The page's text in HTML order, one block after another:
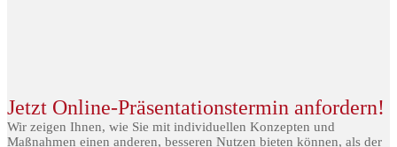
Jetzt Online-Präsentationstermin anfordern!
Wir zeigen Ihnen, wie Sie mit individuellen Konzepten und
Maßnahmen einen anderen, besseren Nutzen bieten können, als der